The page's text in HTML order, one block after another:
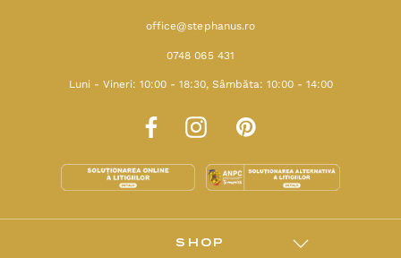
office@stephanus.ro
0748 065 431
Luni - Vineri: 10:00 - 18:30, Sâmbăta: 10:00 - 14:00
SHOP